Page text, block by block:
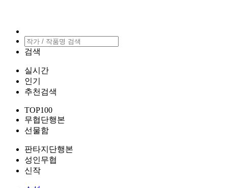
검색
실시간
인기
추천검색
TOP100
무협단행본
선물함
판타지단행본
성인무협
신작